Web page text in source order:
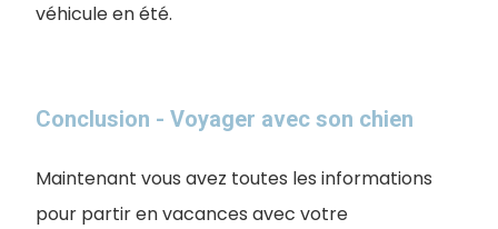
véhicule en été.
Conclusion - Voyager avec son chien
Maintenant vous avez toutes les informations
pour partir en vacances avec votre